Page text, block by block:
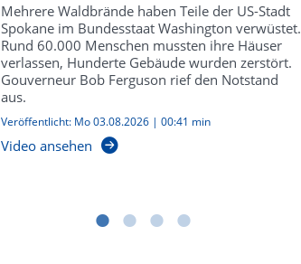
Mehrere Waldbrände haben Teile der US-Stadt
Spokane im Bundesstaat Washington verwüstet.
Rund 60.000 Menschen mussten ihre Häuser
verlassen, Hunderte Gebäude wurden zerstört.
Gouverneur Bob Ferguson rief den Notstand
aus.
Veröffentlicht: Mo 03.08.2026 | 00:41 min
Video ansehen